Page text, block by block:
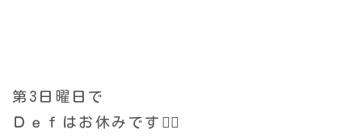
第3日曜日で
Ｄｅｆはお休みです🙇‍♂️